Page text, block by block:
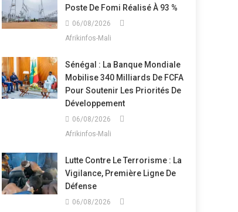
Poste De Fomi Réalisé À 93 %
06/08/2026
Afrikinfos-Mali
Sénégal : La Banque Mondiale
Mobilise 340 Milliards De FCFA
Pour Soutenir Les Priorités De
Développement
06/08/2026
Afrikinfos-Mali
Lutte Contre Le Terrorisme : La
Vigilance, Première Ligne De
Défense
06/08/2026